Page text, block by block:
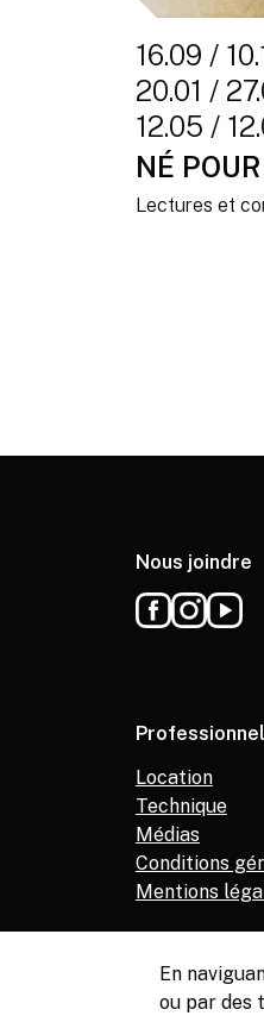
16.09 /
20.01 /
12.05 /
NÉ
Lectures et
Nous joindre
Location
Technique
Médias
Conditions
Mentions
En
ou par des